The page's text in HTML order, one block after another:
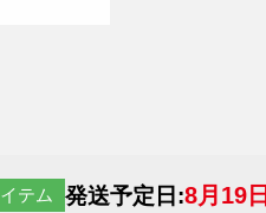
テム 発送予定日:8月19日